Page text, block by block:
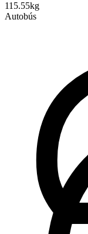
115.55kg
Autobús